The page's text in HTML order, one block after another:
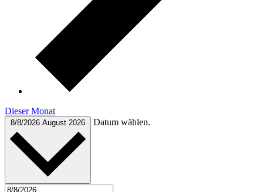
Dieser Monat
8/8/2026 August 2026 Datum wählen.